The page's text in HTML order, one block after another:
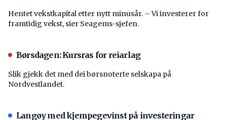
Hentet vekstkapital etter nytt minusår. – Vi investerer for
framtidig vekst, sier Seagems-sjefen.
Børsdagen: Kursras for reiarlag
Slik gjekk det med dei børsnoterte selskapa på
Nordvestlandet.
Langøy med kjempegevinst på investeringar